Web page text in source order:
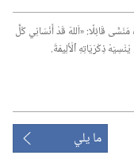
قَائِلًا:‏ «اَللهُ قَدْ أَنْسَانِي كُلَّ
ذِكْرَيَاتِهِ ٱلْأَلِيمَةَ.‏
ما يلي